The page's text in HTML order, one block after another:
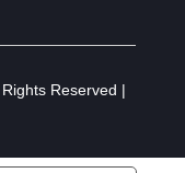
Reserved |